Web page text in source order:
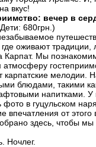
вкус!
вечер в
680грн.)
где оживают традиции,
Карпат. Мы
атмосферу
карпатские мелодии.
блюдами, такими
напитками. У
фото в гуцульском
впечатления от этого
здесь, чтобы мы
Ночлег.